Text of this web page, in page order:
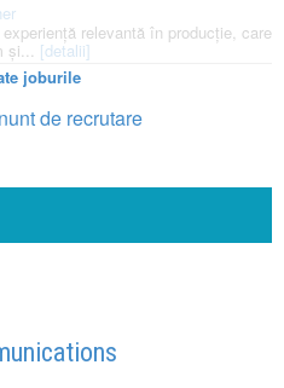
relevantă în producție, care
și... [detalii]
joburile
de recrutare